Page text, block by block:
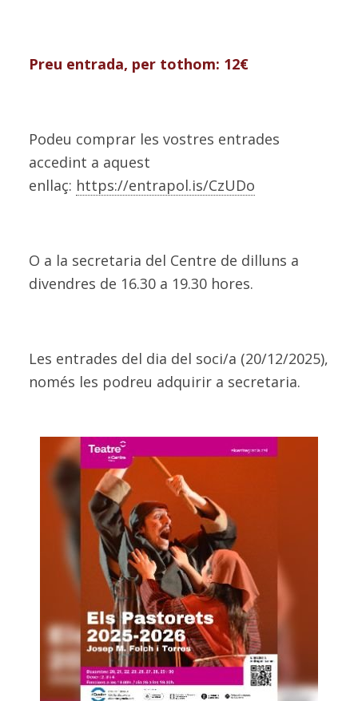
Preu entrada, per tothom: 12€
Podeu comprar les vostres entrades
accedint a aquest
enllaç: https://entrapol.is/CzUDo
O a la secretaria del Centre de dilluns a
divendres de 16.30 a 19.30 hores.
Les entrades del dia del soci/a (20/12/2025),
només les podreu adquirir a secretaria.